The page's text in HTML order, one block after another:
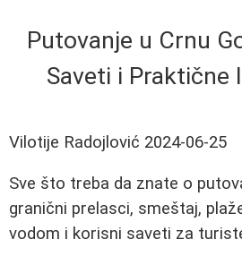
Putovanje u Crnu
Saveti i Praktične
Vilotije Radojlović 2024-06-25
Sve što treba da znate o
granični prelasci, smeštaj,
vodom i korisni saveti za